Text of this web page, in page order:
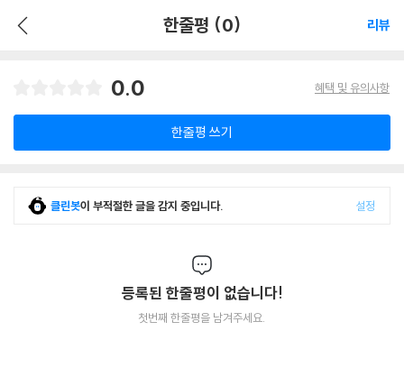
한줄평 (0) 리뷰
0.0 혜택 및 유의사항
한줄평 쓰기
클린봇이 부적절한 글을 감지 중입니다. 설정
등록된 한줄평이 없습니다!
첫번째 한줄평을 남겨주세요.